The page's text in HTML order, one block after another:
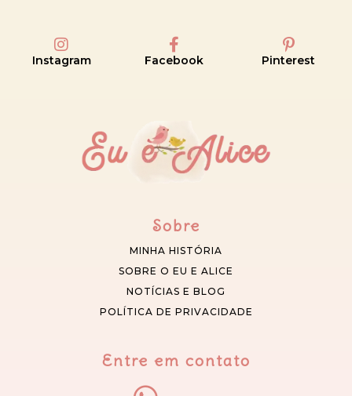
Instagram Facebook Pinterest
Sobre
MINHA HISTÓRIA
SOBRE O EU E ALICE
NOTÍCIAS E BLOG
POLÍTICA DE PRIVACIDADE
Entre em contato